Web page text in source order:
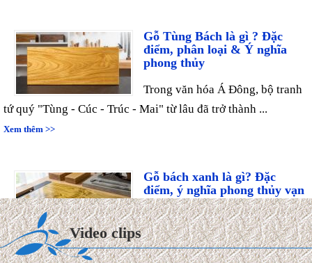
điểm, phân loại & Ý nghĩa
phong thủy
tứ quý "Tùng - Cúc - Trúc - Mai" từ lâu đã trở thành ...
Xem thêm >>
điểm, ý nghĩa phong thủy vạn
niên
Trong thế giới mộc hương cao
cấp, gỗ Bách Xanh từ lâu đã được ví như "quân vương" của
các ...
Video clips